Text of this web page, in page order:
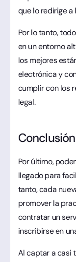
que lo redirige a
Por lo tanto,
en un entorno
los mejores
electrónica y
cumplir con los
legal.
Conclusión
Por último,
llegado para
tanto, cada
promover la
contratar un
inscribirse en
Al captar a casi